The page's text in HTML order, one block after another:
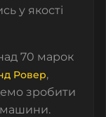
у якості
70 марок
Ровер,
зробити
машини.